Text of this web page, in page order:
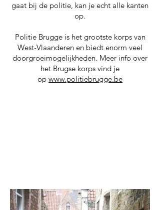
gaat bij de politie, kan je echt alle kanten
op.
Politie Brugge is het grootste korps van
West-Vlaanderen en biedt enorm veel
doorgroeimogelijkheden. Meer info over
het Brugse korps vind je
op www.politiebrugge.be